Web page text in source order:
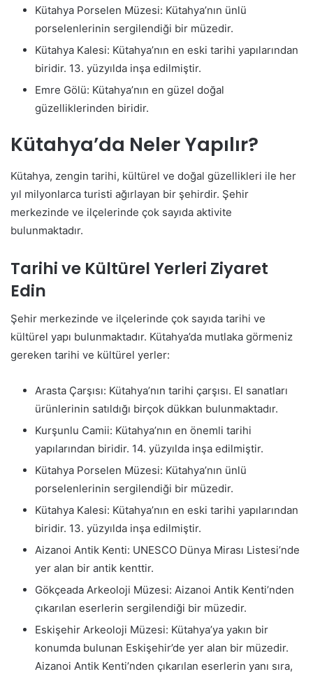
Kütahya Porselen Müzesi: Kütahya’nın ünlü
porselenlerinin sergilendiği bir müzedir.
Kütahya Kalesi: Kütahya’nın en eski tarihi yapılarından
biridir. 13. yüzyılda inşa edilmiştir.
Emre Gölü: Kütahya’nın en güzel doğal
güzelliklerinden biridir.
Kütahya’da Neler Yapılır?
Kütahya, zengin tarihi, kültürel ve doğal güzellikleri ile her
yıl milyonlarca turisti ağırlayan bir şehirdir. Şehir
merkezinde ve ilçelerinde çok sayıda aktivite
bulunmaktadır.
Tarihi ve Kültürel Yerleri Ziyaret
Edin
Şehir merkezinde ve ilçelerinde çok sayıda tarihi ve
kültürel yapı bulunmaktadır. Kütahya’da mutlaka görmeniz
gereken tarihi ve kültürel yerler:
Arasta Çarşısı: Kütahya’nın tarihi çarşısı. El sanatları
ürünlerinin satıldığı birçok dükkan bulunmaktadır.
Kurşunlu Camii: Kütahya’nın en önemli tarihi
yapılarından biridir. 14. yüzyılda inşa edilmiştir.
Kütahya Porselen Müzesi: Kütahya’nın ünlü
porselenlerinin sergilendiği bir müzedir.
Kütahya Kalesi: Kütahya’nın en eski tarihi yapılarından
biridir. 13. yüzyılda inşa edilmiştir.
Aizanoi Antik Kenti: UNESCO Dünya Mirası Listesi’nde
yer alan bir antik kenttir.
Gökçeada Arkeoloji Müzesi: Aizanoi Antik Kenti’nden
çıkarılan eserlerin sergilendiği bir müzedir.
Eskişehir Arkeoloji Müzesi: Kütahya’ya yakın bir
konumda bulunan Eskişehir’de yer alan bir müzedir.
Aizanoi Antik Kenti’nden çıkarılan eserlerin yanı sıra,